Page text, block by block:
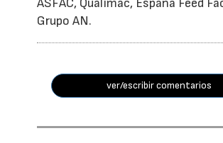
ASFAC, Qualimac, España Feed
Grupo AN.
ver/escribir comentarios